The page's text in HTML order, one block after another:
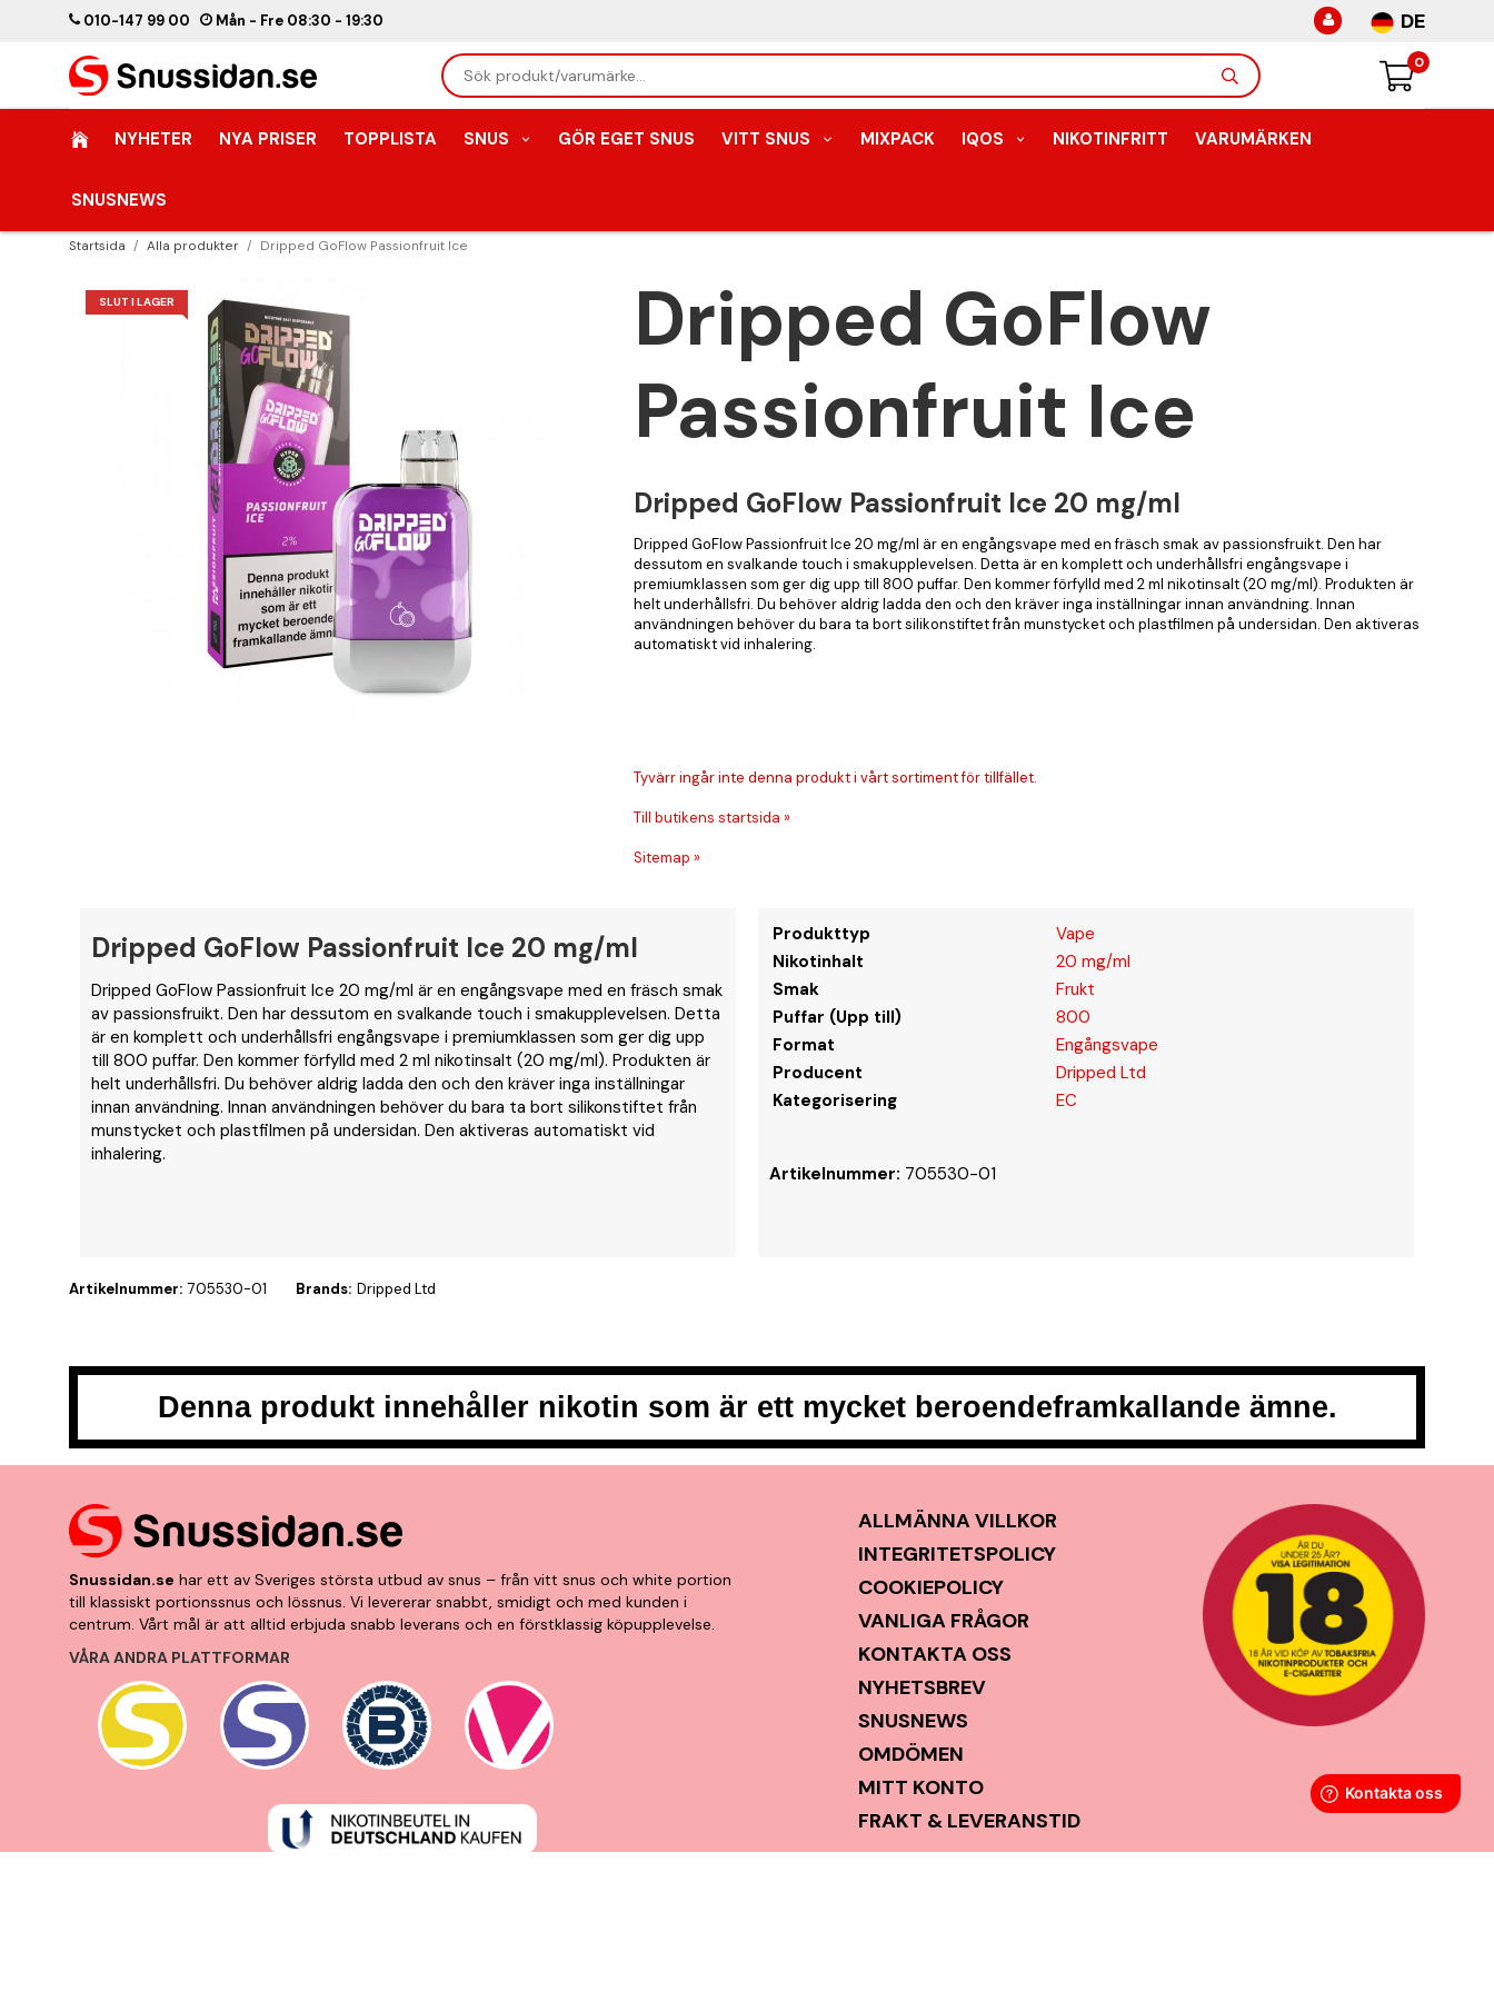
010-147 99 00 Mån - Fre 08:30 - 19:30 DE
0
NYHETER NYA PRISER TOPPLISTA SNUS GÖR EGET SNUS VITT SNUS MIXPACK IQOS NIKOTINFRITT VARUMÄRKEN
SNUSNEWS
Startsida / Alla produkter / Dripped GoFlow Passionfruit Ice
SLUT I LAGER
Dripped GoFlow
Passionfruit Ice
Dripped GoFlow Passionfruit Ice 20 mg/ml
Dripped GoFlow Passionfruit Ice 20 mg/ml är en engångsvape med en fräsch smak av passionsfruikt. Den har
dessutom en svalkande touch i smakupplevelsen. Detta är en komplett och underhållsfri engångsvape i
premiumklassen som ger dig upp till 800 puffar. Den kommer förfylld med 2 ml nikotinsalt (20 mg/ml). Produkten är
helt underhållsfri. Du behöver aldrig ladda den och den kräver inga inställningar innan användning. Innan
användningen behöver du bara ta bort silikonstiftet från munstycket och plastfilmen på undersidan. Den aktiveras
automatiskt vid inhalering.
Tyvärr ingår inte denna produkt i vårt sortiment för tillfället.
Till butikens startsida »
Sitemap »
Dripped GoFlow Passionfruit Ice 20 mg/ml
Dripped GoFlow Passionfruit Ice 20 mg/ml är en engångsvape med en fräsch smak
av passionsfruikt. Den har dessutom en svalkande touch i smakupplevelsen. Detta
är en komplett och underhållsfri engångsvape i premiumklassen som ger dig upp
till 800 puffar. Den kommer förfylld med 2 ml nikotinsalt (20 mg/ml). Produkten är
helt underhållsfri. Du behöver aldrig ladda den och den kräver inga inställningar
innan användning. Innan användningen behöver du bara ta bort silikonstiftet från
munstycket och plastfilmen på undersidan. Den aktiveras automatiskt vid
inhalering.
Produkttyp
Vape
Nikotinhalt
20 mg/ml
Smak
Frukt
Puffar (Upp till)
800
Format
Engångsvape
Producent
Dripped Ltd
Kategorisering
EC
Artikelnummer: 705530-01
Artikelnummer: 705530-01 Brands: Dripped Ltd
Denna produkt innehåller nikotin som är ett mycket beroendeframkallande ämne.
Snussidan.se har ett av Sveriges största utbud av snus – från vitt snus och white portion
till klassiskt portionssnus och lössnus. Vi levererar snabbt, smidigt och med kunden i
centrum. Vårt mål är att alltid erbjuda snabb leverans och en förstklassig köpupplevelse.
VÅRA ANDRA PLATTFORMAR
ALLMÄNNA VILLKOR
INTEGRITETSPOLICY
COOKIEPOLICY
VANLIGA FRÅGOR
KONTAKTA OSS
NYHETSBREV
SNUSNEWS
OMDÖMEN
MITT KONTO
FRAKT & LEVERANSTID